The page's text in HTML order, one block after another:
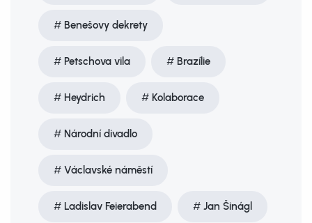
Benešovy dekrety
Petschova vila Brazílie
Heydrich Kolaborace
Národní divadlo
Václavské náměstí
Ladislav Feierabend Jan Šinágl